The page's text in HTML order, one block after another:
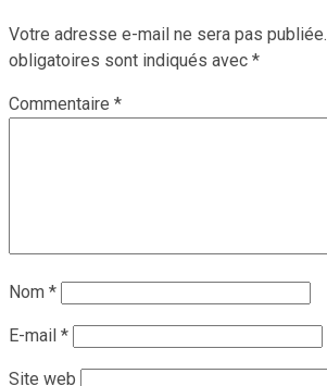
Votre adresse e-mail ne sera pas publiée.
obligatoires sont indiqués avec *
Commentaire *
Nom *
E-mail *
Site web